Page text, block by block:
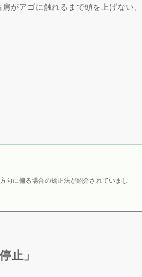
がアゴに触れるまで頭を上げない、
向に偏る場合の矯正法が紹介されていまし
止」